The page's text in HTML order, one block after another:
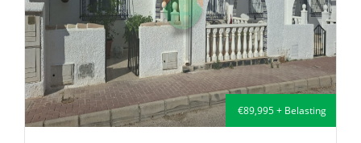
€135,000 + Belasting